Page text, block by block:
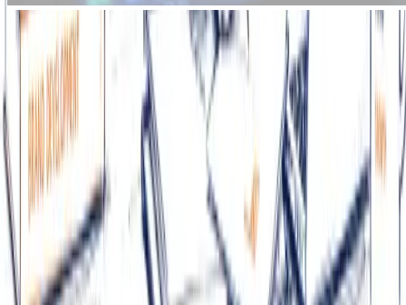
Servicios
Fractional CMO
Estudio Integral
Experiencia
Herramientas
LeadGen
CheckUp
SEO Audit
Ecosistema